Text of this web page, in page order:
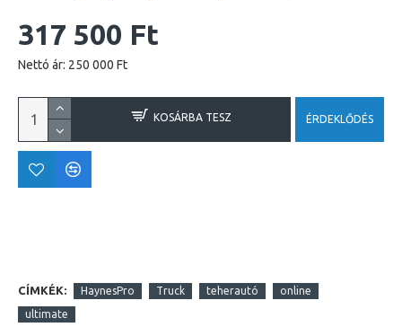
317 500 Ft
Nettó ár: 250 000 Ft
KOSÁRBA TESZ ÉRDEKLŐDÉS
CÍMKÉK: HaynesPro Truck teherautó online
ultimate